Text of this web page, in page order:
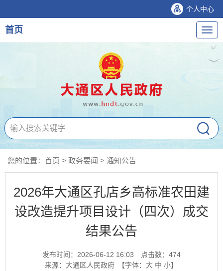
个人中心
导
航
首页
您的位置： 首页 > 政务要闻 > 通知公告
2026年大通区孔店乡高标准农田建
设改造提升项目设计（四次）成交
结果公告
发布时间：2026-06-12 16:03 点击数： 474
来源：大通区人民政府
【字体： 大 中 小】